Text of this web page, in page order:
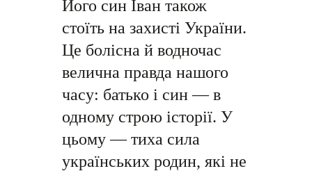
Його син Іван також
стоїть на захисті України.
Це болісна й водночас
велична правда нашого
часу: батько і син — в
одному строю історії. У
цьому — тиха сила
українських родин, які не